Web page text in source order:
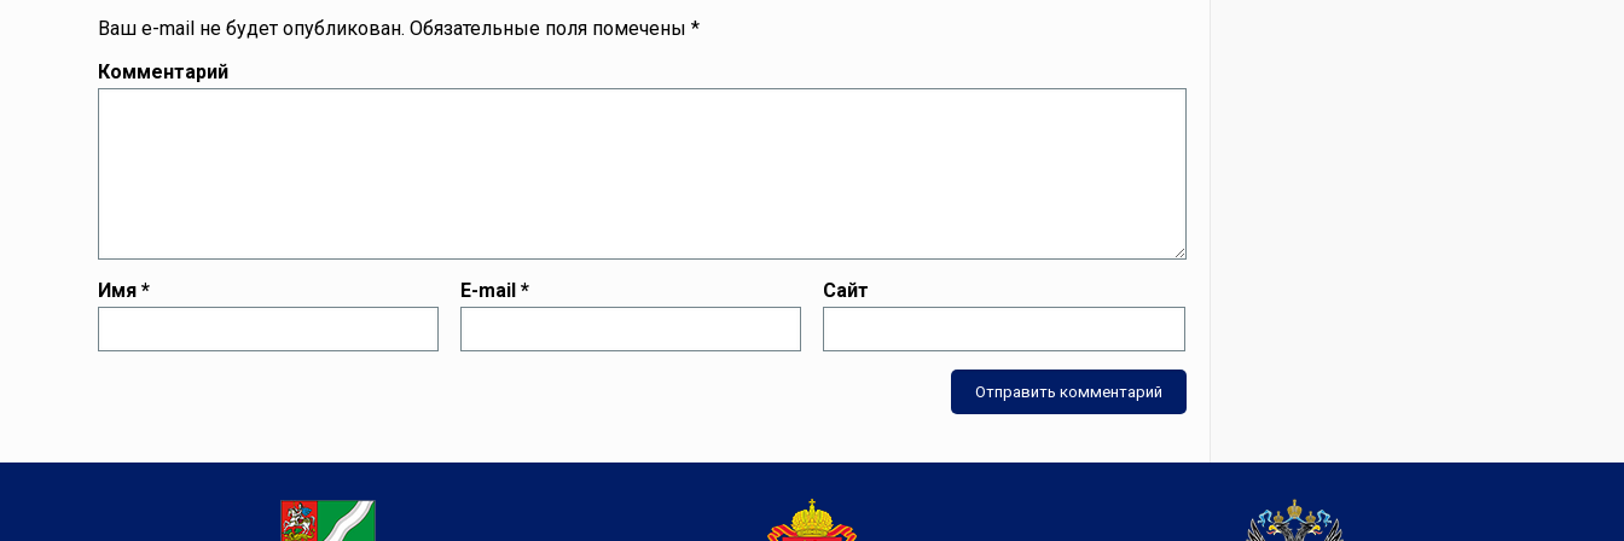
Ваш e-mail не будет опубликован. Обязательные поля помечены*
Комментарий
Имя* E-mail* Сайт